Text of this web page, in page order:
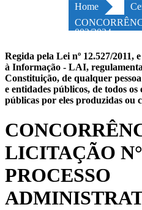
Home
002/2024
Regida pela Lei nº 12.527/2011,
à Informação - LAI,
Constituição, de qualquer
e entidades públicos, de todos os
públicas por eles produzidas ou
LICITAÇÃO N°
PROCESSO